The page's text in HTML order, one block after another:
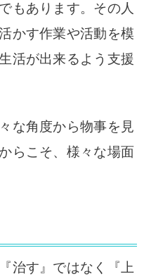
もあります。その人
かす作業や活動を模
活が出来るよう支援
な角度から物事を見
らこそ、様々な場面
治す』ではなく『上